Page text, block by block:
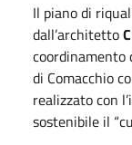
Il piano di
dall’architetto
coordinamento
di Comacchio
realizzato con
sostenibile il